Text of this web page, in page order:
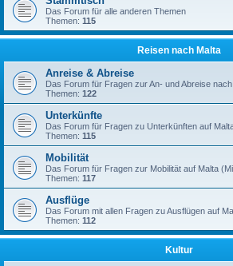
Das Forum für alle anderen Themen
Themen: 115
Reisen nach Malta
Anreise & Abreise
Das Forum für Fragen zur An- und Abreise
Themen: 122
Unterkünfte
Das Forum für Fragen zu Unterkünften auf
Themen: 115
Mobilität
Das Forum für Fragen zur Mobilität auf Malta
Themen: 117
Ausflüge
Das Forum mit allen Fragen zu Ausflügen auf
Themen: 112
Kultur